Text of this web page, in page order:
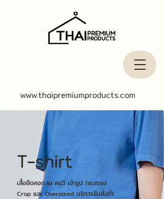
www.thaipremiumproducts.com
T-shirt
เสื้อยืดคอกลม คอวี เข้ารูป ทรงตรง
Crop และ Oversized บริการรับสั่งทำ